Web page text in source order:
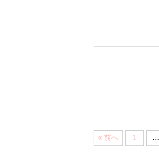
« 前へ 1 …